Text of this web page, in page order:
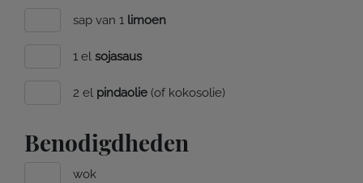
sap van 1 limoen
1 el sojasaus
2 el pindaolie (of kokosolie)
Benodigdheden
wok